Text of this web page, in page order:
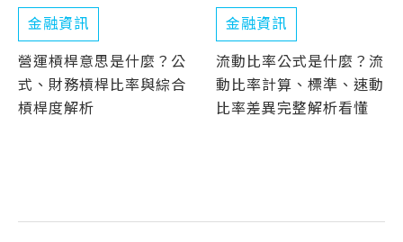
金融資訊
營運槓桿意思是什麼？公
式、財務槓桿比率與綜合
槓桿度解析
金融資訊
流動比率公式是什麼？流
動比率計算、標準、速動
比率差異完整解析看懂